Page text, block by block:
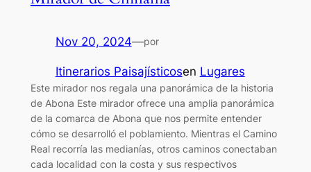
Nov 20, 2024—por
Itinerarios Paisajísticosen Lugares
Este mirador nos regala una panorámica de la historia
de Abona Este mirador ofrece una amplia panorámica
de la comarca de Abona que nos permite entender
cómo se desarrolló el poblamiento. Mientras el Camino
Real recorría las medianías, otros caminos conectaban
cada localidad con la costa y sus respectivos